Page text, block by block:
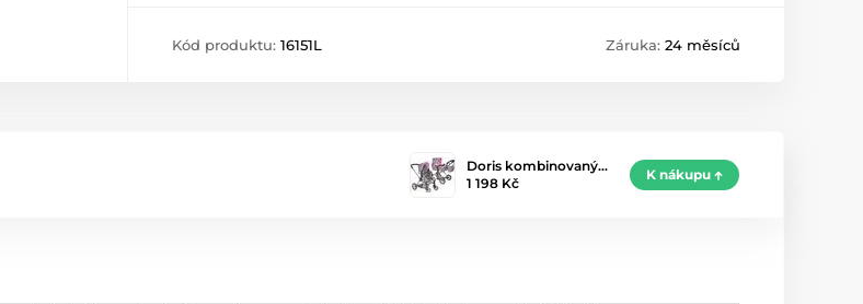
Kód produktu: 16151L Záruka: 24 měsíců
Doris kombinovaný…
1 198 Kč
K nákupu